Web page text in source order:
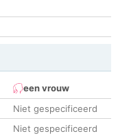
een vrouw
Niet gespecificeerd
Niet gespecificeerd